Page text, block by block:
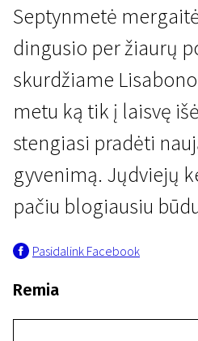
EFA nominantai 2024
Septynmetė
dingusio per žiaurų
skurdžiame
metu ką tik į laisvę
stengiasi pradėti
gyvenimą. Jųdviejų
pačiu blogiausiu
Pasidalink Facebook
Remia